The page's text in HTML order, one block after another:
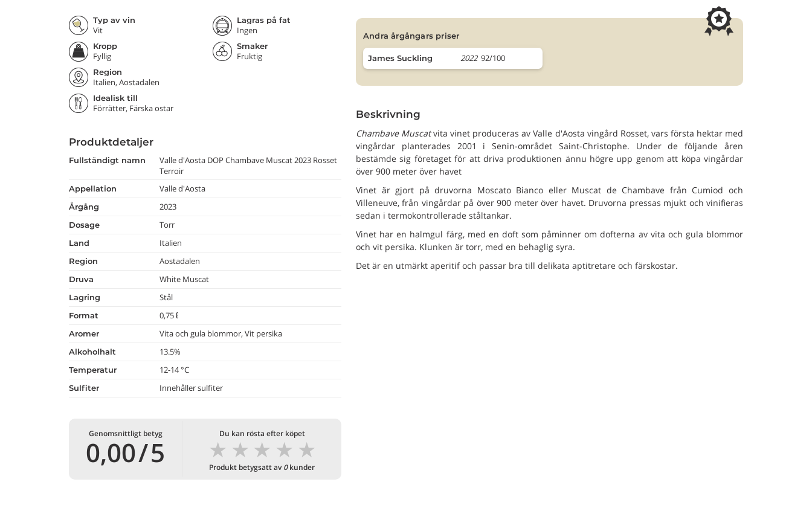
Typ av vin
Vit
Lagras på fat
Ingen
Kropp
Fyllig
Smaker
Fruktig
Region
Italien, Aostadalen
Idealisk till
Förrätter, Färska ostar
Produktdetaljer
fullständigt namn
Valle d'Aosta DOP Chambave Muscat 2023 Rosset
Terroir
appellation Valle d'Aosta
årgång 2023
dosage Torr
land Italien
region Aostadalen
druva White Muscat
lagring Stål
format 0,75 ℓ
aromer Vita och gula blommor, Vit persika
alkoholhalt 13.5%
temperatur 12-14 °C
Sulfiter Innehåller sulfiter
Genomsnittligt betyg
0,00/5
Du kan rösta efter köpet
★
★
★
★
★
Produkt betygsatt av0kunder
andra årgångars priser
James Suckling 2022 92/100
Beskrivning
Chambave Muscatvita vinet produceras av Valle d'Aosta vingård Rosset, vars första hektar med
vingårdar planterades 2001 i Senin-området Saint-Christophe. Under de följande åren
bestämde sig företaget för att driva produktionen ännu högre upp genom att köpa vingårdar
över 900 meter över havet
Vinet är gjort på druvorna Moscato Bianco eller Muscat de Chambave från Cumiod och
Villeneuve, från vingårdar på över 900 meter över havet. Druvorna pressas mjukt och vinifieras
sedan i termokontrollerade ståltankar.
Vinet har en halmgul färg, med en doft som påminner om dofterna av vita och gula blommor
och vit persika. Klunken är torr, med en behaglig syra.
Det är en utmärkt aperitif och passar bra till delikata aptitretare och färskostar.